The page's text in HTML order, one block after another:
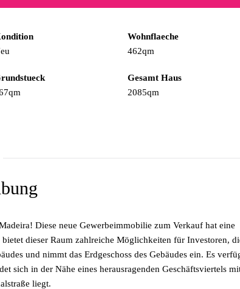
Wohnflaeche
462qm
Gesamt Haus
2085qm
Diese neue Gewerbeimmobilie zum Verkauf hat eine
dieser Raum zahlreiche Möglichkeiten für Investoren,
und nimmt das Erdgeschoss des Gebäudes ein. Es
sich in der Nähe eines herausragenden Geschäftsviertels
liegt.